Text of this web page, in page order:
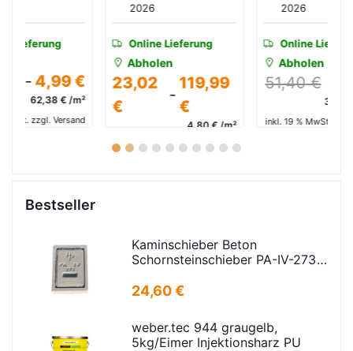
Online Lieferung
23,02
€
119,99
€
inkl. 19 % MwSt. zzgl. Versand
Online Lieferung
51,40 € 35,98 €
inkl. 19 % MwSt. zzgl. Versand
1 2 3 4 5 6 7 8 9 10
Bestseller
Kaminschieber Beton
Schornsteinschieber PA-IV-273
16,5x24,5cm
24,60 €
weber.tec 944 graugelb,
5kg/Eimer Injektionsharz PU